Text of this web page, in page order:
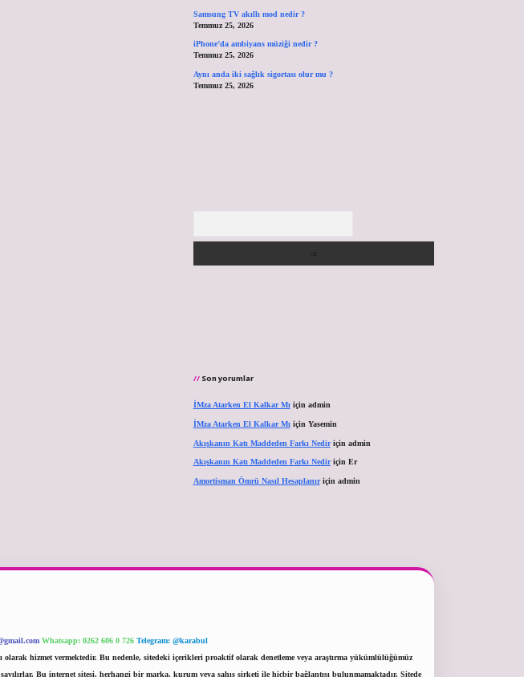
Samsung TV akıllı mod nedir ?
Temmuz 25, 2026
iPhone’da ambiyans müziği nedir ?
Temmuz 25, 2026
Aynı anda iki sağlık sigortası olur mu ?
Temmuz 25, 2026
Son yorumlar
İMza Atarken El Kalkar Mıiçin admin
İMza Atarken El Kalkar Mıiçin Yasemin
Akışkanın Katı Maddeden Farkı Nediriçin admin
Akışkanın Katı Maddeden Farkı Nediriçin Er
Amortisman Ömrü Nasıl Hesaplanıriçin admin
Whatsapp: 0262 606 0 726 Telegram: @karabul
hizmet vermektedir. Bu nedenle, sitedeki içerikleri proaktif olarak denetleme veya araştırma yükümlülüğümüz
Bu internet sitesi, herhangi bir marka, kurum veya şahıs şirketi ile hiçbir bağlantısı bulunmamaktadır. Sitede